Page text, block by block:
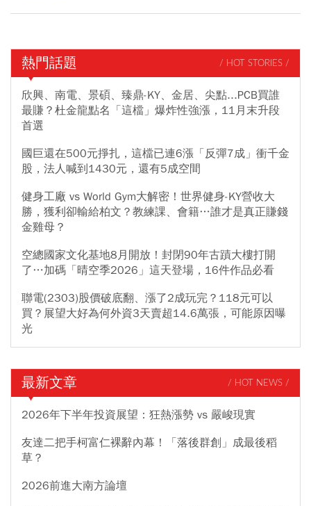
熱門話題 / HOT STORIES /
欣興、南電、景碩、臻鼎-KY、金居、尖點...PCB買誰
最賺？杜金龍點名「這檔」爆炸性強漲，11月末升段
首選
國巨還在500元掙扎，這檔已連6漲「反彈7成」衝千金
股，法人喊到1430元，還有5成空間
健身工廠 vs World Gym大解密！世界健身-KY營收大
勝，獲利卻輸給柏文？教練課、會籍…誰才是真正賺錢
金雞母？
空總國家文化基地8月開放！封閉90年古蹟大樓打開
了…加碼「晴空季2026」這天登場，16件作品必看
聯電(2303)股價破底翻、漲了2成玩完？118元可以
買？展望大好為何外資3天賣超14.6萬張，可能原因曝
光
最新文章 / HOT NEWS /
2026年下半年投資展望：狂熱漲勢 vs 嚴峻現實
友達二把手柯富仁裸辭內幕！「落後群創」成最後稻
草？
2026前進大南方論壇